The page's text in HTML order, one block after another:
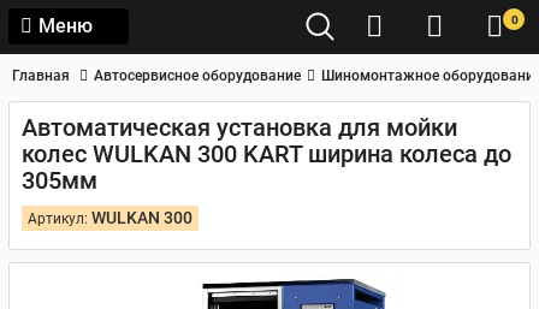
Меню 0
Главная Автосервисное оборудование Шиномонтажное
Автоматическая установка для мойки
колес WULKAN 300 KART ширина колеса до
305мм
Артикул: WULKAN 300